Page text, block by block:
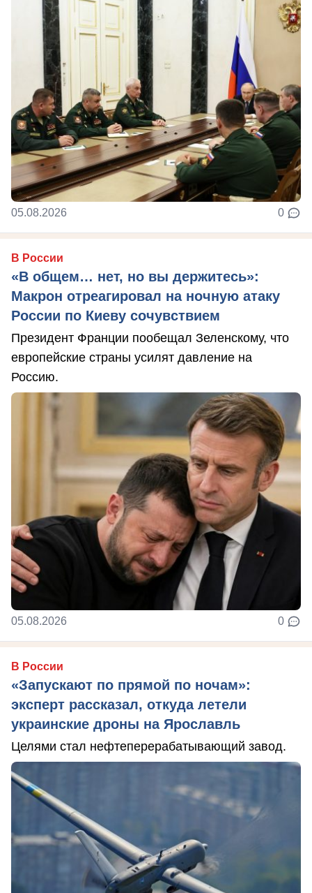
05.08.2026 0
В России
«В общем… нет, но вы держитесь»:
Макрон отреагировал на ночную атаку
России по Киеву сочувствием
Президент Франции пообещал Зеленскому, что
европейские страны усилят давление на
Россию.
05.08.2026 0
В России
«Запускают по прямой по ночам»:
эксперт рассказал, откуда летели
украинские дроны на Ярославль
Целями стал нефтеперерабатывающий завод.